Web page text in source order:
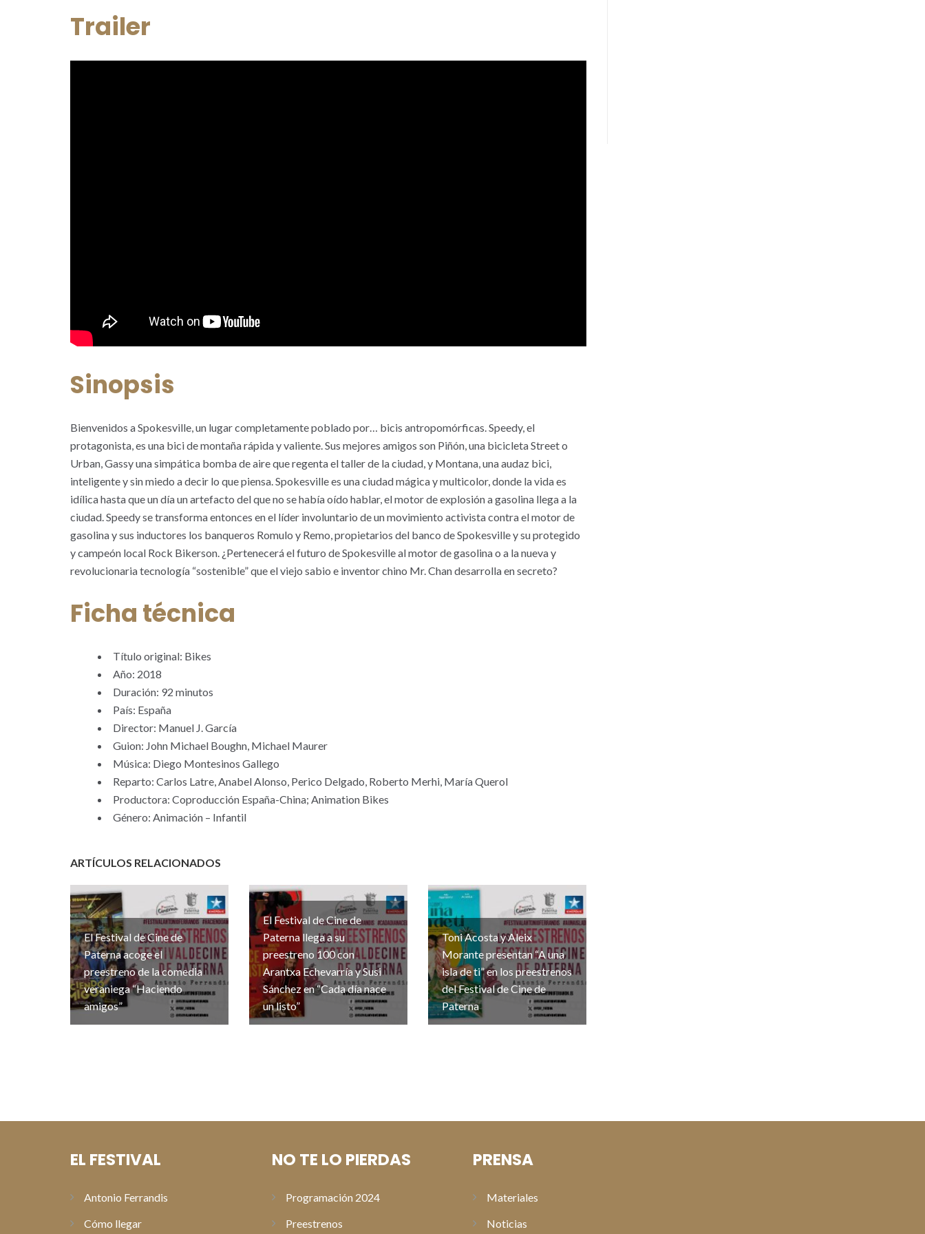
Trailer
Sinopsis
Bienvenidos a Spokesville, un lugar completamente poblado por… bicis antropomórficas. Speedy, el
protagonista, es una bici de montaña rápida y valiente. Sus mejores amigos son Piñón, una bicicleta Street o
Urban, Gassy una simpática bomba de aire que regenta el taller de la ciudad, y Montana, una audaz bici,
inteligente y sin miedo a decir lo que piensa. Spokesville es una ciudad mágica y multicolor, donde la vida es
idílica hasta que un día un artefacto del que no se había oído hablar, el motor de explosión a gasolina llega a la
ciudad. Speedy se transforma entonces en el líder involuntario de un movimiento activista contra el motor de
gasolina y sus inductores los banqueros Romulo y Remo, propietarios del banco de Spokesville y su protegido
y campeón local Rock Bikerson. ¿Pertenecerá el futuro de Spokesville al motor de gasolina o a la nueva y
revolucionaria tecnología “sostenible” que el viejo sabio e inventor chino Mr. Chan desarrolla en secreto?
Ficha técnica
Título original: Bikes
Año: 2018
Duración: 92 minutos
País: España
Director: Manuel J. García
Guion: John Michael Boughn, Michael Maurer
Música: Diego Montesinos Gallego
Reparto: Carlos Latre, Anabel Alonso, Perico Delgado, Roberto Merhi, María Querol
Productora: Coproducción España-China; Animation Bikes
Género: Animación – Infantil
ARTÍCULOS RELACIONADOS
El Festival de Cine de
Paterna acoge el
preestreno de la comedia
veraniega “Haciendo
amigos”
El Festival de Cine de
Paterna llega a su
preestreno 100 con
Arantxa Echevarría y Susi
Sánchez en “Cada día nace
un listo”
Toni Acosta y Aleix
Morante presentan “A una
isla de ti” en los preestrenos
del Festival de Cine de
Paterna
EL FESTIVAL
Antonio Ferrandis
Cómo llegar
NO TE LO PIERDAS
Programación 2024
Preestrenos
PRENSA
Materiales
Noticias